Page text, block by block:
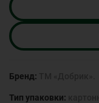
Бренд:
Тип упаковки: